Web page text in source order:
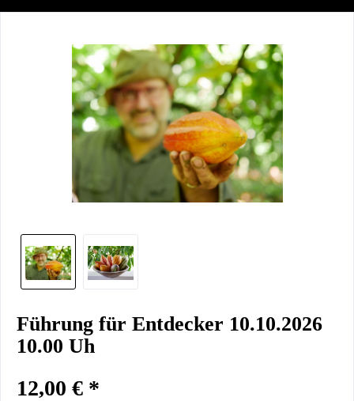
Führung für Entdecker 10.10.2026
10.00 Uh
12,00 € *